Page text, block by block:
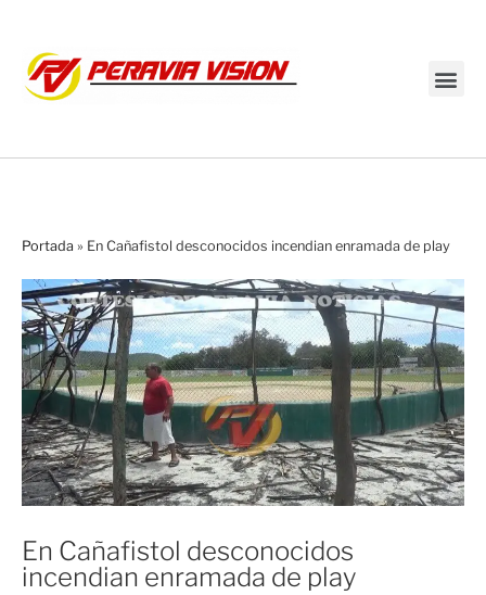
Portada » En Cañafistol desconocidos incendian enramada de play
En Cañafistol desconocidos
incendian enramada de play